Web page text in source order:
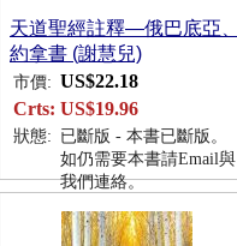
天道聖經註釋—俄巴底亞、
約拿書 (謝慧兒)
市價: US$22.18
Crts: US$19.96
狀態: 已斷版 - 本書已斷版。
如仍需要本書請Email與
我們連絡。